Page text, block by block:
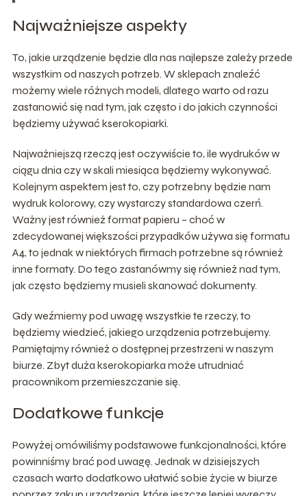
Najważniejsze aspekty
To, jakie urządzenie będzie dla nas najlepsze zależy przede
wszystkim od naszych potrzeb. W sklepach znaleźć
możemy wiele różnych modeli, dlatego warto od razu
zastanowić się nad tym, jak często i do jakich czynności
będziemy używać kserokopiarki.
Najważniejszą rzeczą jest oczywiście to, ile wydruków w
ciągu dnia czy w skali miesiąca będziemy wykonywać.
Kolejnym aspektem jest to, czy potrzebny będzie nam
wydruk kolorowy, czy wystarczy standardowa czerń.
Ważny jest również format papieru – choć w
zdecydowanej większości przypadków używa się formatu
A4, to jednak w niektórych firmach potrzebne są również
inne formaty. Do tego zastanówmy się również nad tym,
jak często będziemy musieli skanować dokumenty.
Gdy weźmiemy pod uwagę wszystkie te rzeczy, to
będziemy wiedzieć, jakiego urządzenia potrzebujemy.
Pamiętajmy również o dostępnej przestrzeni w naszym
biurze. Zbyt duża kserokopiarka może utrudniać
pracownikom przemieszczanie się.
Dodatkowe funkcje
Powyżej omówiliśmy podstawowe funkcjonalności, które
powinniśmy brać pod uwagę. Jednak w dzisiejszych
czasach warto dodatkowo ułatwić sobie życie w biurze